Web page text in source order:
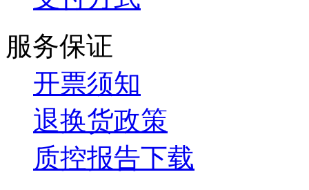
服务保证
开票须知
退换货政策
质控报告下载